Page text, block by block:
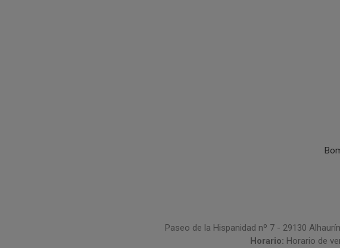
Paseo de la Hispanidad nº 7 - 29130
Horario: Horario de